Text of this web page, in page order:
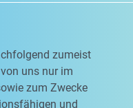
zumeist
uns nur im
zum Zwecke
und